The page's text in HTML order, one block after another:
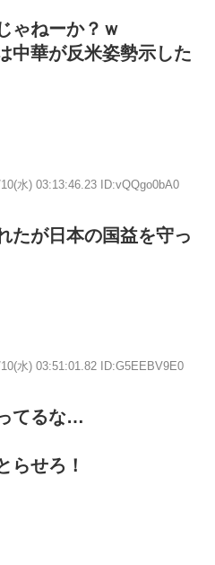
ゃねーか？ｗ
中華が反米姿勢示した
水) 03:13:46.23 ID:vQQgo0bA0
たが日本の国益を守っ
水) 03:51:01.82 ID:G5EEBV9E0
てるな…
らせろ！